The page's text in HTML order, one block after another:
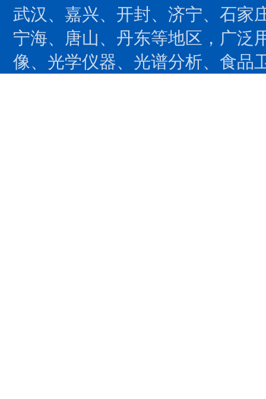
武汉、嘉兴、开封、济宁、石家
宁海、唐山、丹东等地区，广泛
像、光学仪器、光谱分析、食品